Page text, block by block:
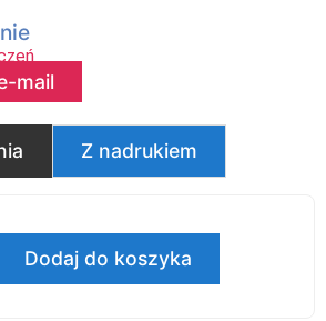
mail
Z nadrukiem
Dodaj do koszyka